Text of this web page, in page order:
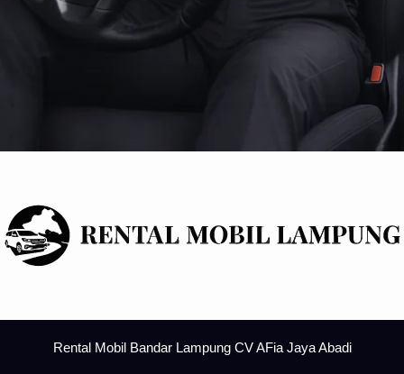
Rental Mobil Bandar Lampung CV AFia Jaya Abadi